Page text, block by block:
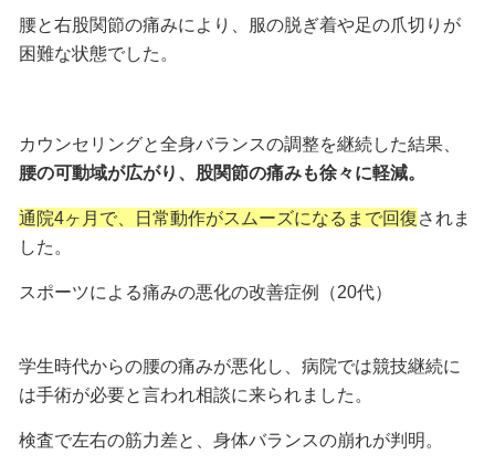
腰と右股関節の痛みにより、服の脱ぎ着や足の爪切りが
困難な状態でした。
カウンセリングと全身バランスの調整を継続した結果、
腰の可動域が広がり、股関節の痛みも徐々に軽減。
通院4ヶ月で、日常動作がスムーズになるまで回復されま
した。
スポーツによる痛みの悪化の改善症例（20代）
学生時代からの腰の痛みが悪化し、病院では競技継続に
は手術が必要と言われ相談に来られました。
検査で左右の筋力差と、身体バランスの崩れが判明。